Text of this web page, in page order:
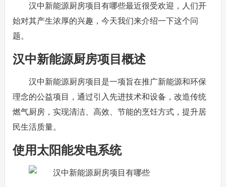
汉中新能源厨房项目有哪些最近很受欢迎，人们开
始对其产生浓厚的兴趣，今天我们来介绍一下这个问
题。
汉中新能源厨房项目概述
汉中新能源厨房项目是一项旨在推广新能源和环保
理念的公益项目，通过引入先进技术和设备，改造传统
燃气厨房，实现清洁、高效、节能的烹饪方式，提升居
民生活质量。
使用太阳能发电系统